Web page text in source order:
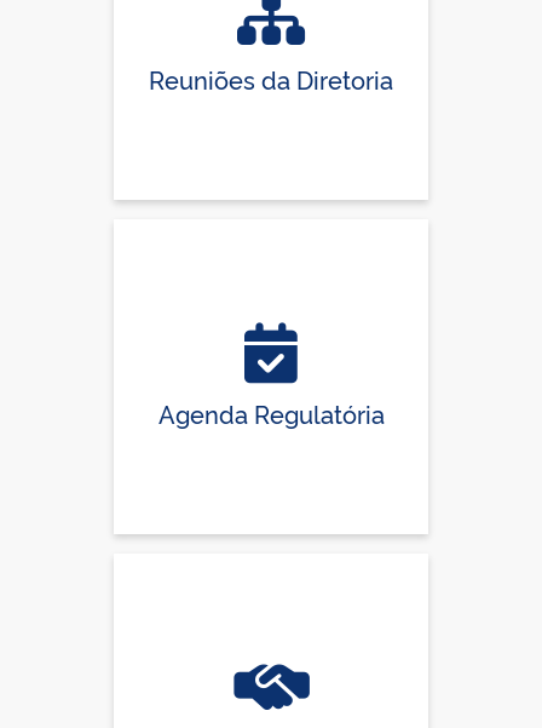
Reuniões da Diretoria
Agenda Regulatória